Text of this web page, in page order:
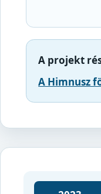
A projekt
A Himnusz